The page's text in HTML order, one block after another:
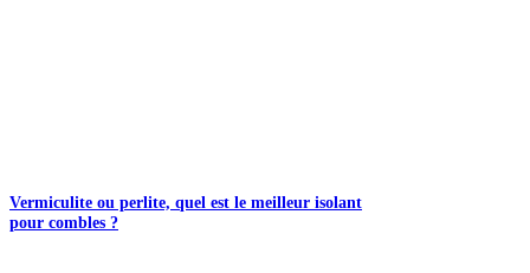
Vermiculite ou perlite, quel est le meilleur isolant
pour combles ?